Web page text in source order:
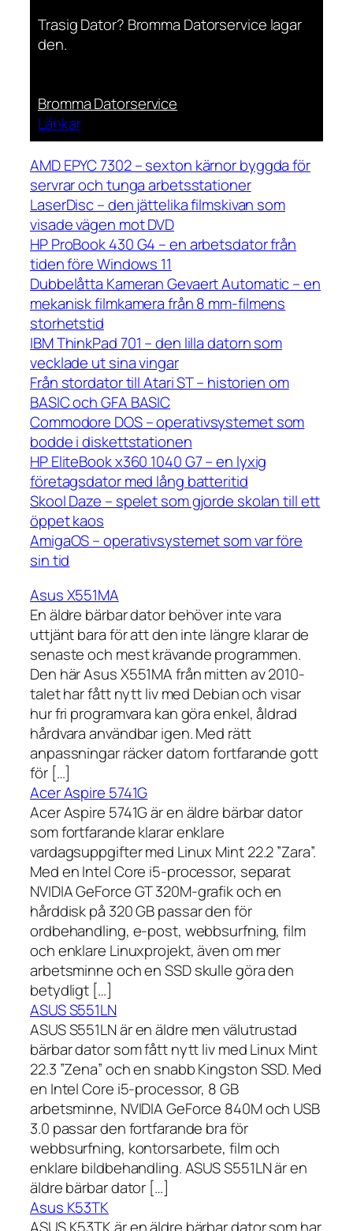
Trasig Dator? Bromma Datorservice lagar
den.
Bromma Datorservice
Länkar
AMD EPYC 7302 – sexton kärnor byggda för
servrar och tunga arbetsstationer
LaserDisc – den jättelika filmskivan som
visade vägen mot DVD
HP ProBook 430 G4 – en arbetsdator från
tiden före Windows 11
Dubbelåtta Kameran Gevaert Automatic – en
mekanisk filmkamera från 8 mm-filmens
storhetstid
IBM ThinkPad 701 – den lilla datorn som
vecklade ut sina vingar
Från stordator till Atari ST – historien om
BASIC och GFA BASIC
Commodore DOS – operativsystemet som
bodde i diskettstationen
HP EliteBook x360 1040 G7 – en lyxig
företagsdator med lång batteritid
Skool Daze – spelet som gjorde skolan till ett
öppet kaos
AmigaOS – operativsystemet som var före
sin tid
Asus X551MA
En äldre bärbar dator behöver inte vara
uttjänt bara för att den inte längre klarar de
senaste och mest krävande programmen.
Den här Asus X551MA från mitten av 2010-
talet har fått nytt liv med Debian och visar
hur fri programvara kan göra enkel, åldrad
hårdvara användbar igen. Med rätt
anpassningar räcker datorn fortfarande gott
för […]
Acer Aspire 5741G
Acer Aspire 5741G är en äldre bärbar dator
som fortfarande klarar enklare
vardagsuppgifter med Linux Mint 22.2 ”Zara”.
Med en Intel Core i5-processor, separat
NVIDIA GeForce GT 320M-grafik och en
hårddisk på 320 GB passar den för
ordbehandling, e-post, webbsurfning, film
och enklare Linuxprojekt, även om mer
arbetsminne och en SSD skulle göra den
betydligt […]
ASUS S551LN
ASUS S551LN är en äldre men välutrustad
bärbar dator som fått nytt liv med Linux Mint
22.3 ”Zena” och en snabb Kingston SSD. Med
en Intel Core i5-processor, 8 GB
arbetsminne, NVIDIA GeForce 840M och USB
3.0 passar den fortfarande bra för
webbsurfning, kontorsarbete, film och
enklare bildbehandling. ASUS S551LN är en
äldre bärbar dator […]
Asus K53TK
ASUS K53TK är en äldre bärbar dator som har